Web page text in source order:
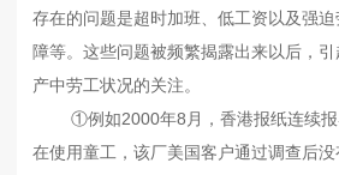
存在的问题是超时加班、低工资以及强
障等。这些问题被频繁揭露出来以后，
产中劳工状况的关注。
①例如2000年8月，香港报纸连续报
在使用童工，该厂美国客户通过调查后